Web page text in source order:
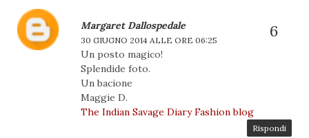
Margaret Dallospedale
30 GIUGNO 2014 ALLE ORE 06:25
Un posto magico!
Splendide foto.
Un bacione
Maggie D.
The Indian Savage Diary Fashion blog
Rispondi